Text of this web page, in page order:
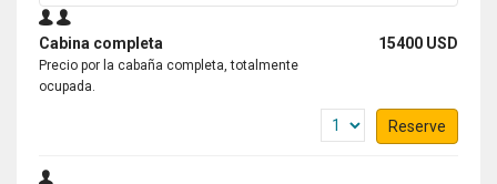
Cabina completa 15400 USD
Precio por la cabaña completa, totalmente
ocupada.
Reserve